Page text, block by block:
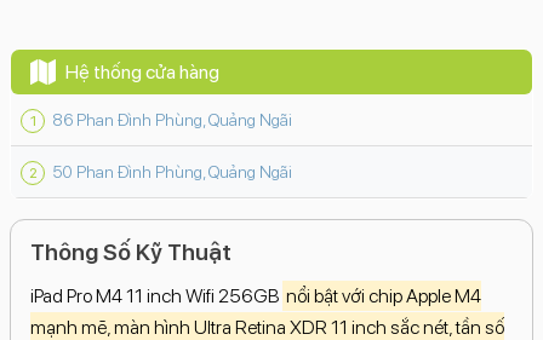
Hệ thống cửa hàng
86 Phan Đình Phùng, Quảng Ngãi
50 Phan Đình Phùng, Quảng Ngãi
Thông Số Kỹ Thuật
iPad Pro M4 11 inch Wifi 256GB nổi bật với chip Apple M4
mạnh mẽ, màn hình Ultra Retina XDR 11 inch sắc nét, tần số